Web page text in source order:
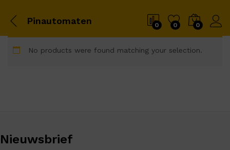
Pinautomaten 0 0 0
No products were found matching your selection.
Nieuwsbrief